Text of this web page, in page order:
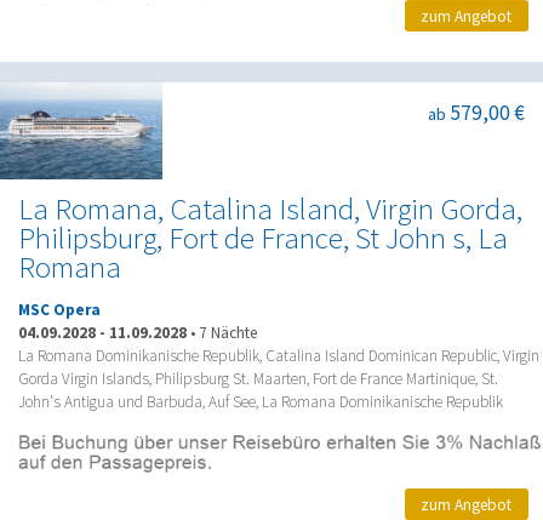
zum Angebot
La Romana, Catalina Island, Virgin Gorda,
Philipsburg, Fort de France, St John s, La
Romana
ab 579,00 €
MSC Opera
04.09.2028 - 11.09.2028 • 7 Nächte
La Romana Dominikanische Republik, Catalina Island Dominican Republic, Virgin
Gorda Virgin Islands, Philipsburg St. Maarten, Fort de France Martinique, St.
John's Antigua und Barbuda, Auf See, La Romana Dominikanische Republik
zum Angebot